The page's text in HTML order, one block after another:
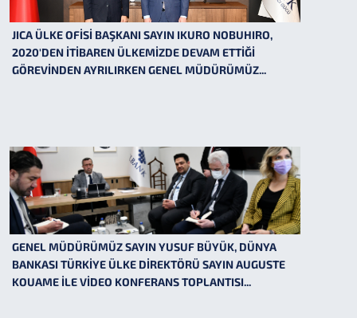
JICA ÜLKE OFİSİ BAŞKANI SAYIN IKURO NOBUHIRO,
2020'DEN İTİBAREN ÜLKEMİZDE DEVAM ETTİĞİ
GÖREVİNDEN AYRILIRKEN GENEL MÜDÜRÜMÜZ...
GENEL MÜDÜRÜMÜZ SAYIN YUSUF BÜYÜK, DÜNYA
BANKASI TÜRKİYE ÜLKE DİREKTÖRÜ SAYIN AUGUSTE
KOUAME İLE VİDEO KONFERANS TOPLANTISI...